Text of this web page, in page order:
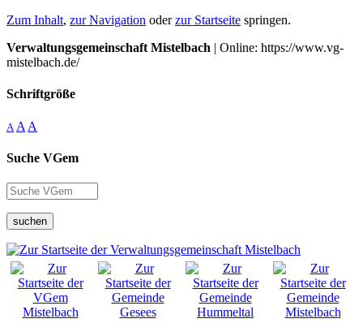
Zum Inhalt, zur Navigation oderzur Startseite springen.
Verwaltungsgemeinschaft Mistelbach | Online: https://www.vg-
mistelbach.de/
Schriftgröße
A A A
Suche VGem
suchen